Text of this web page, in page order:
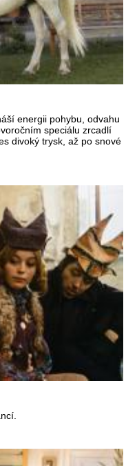
energii pohybu, odvahu
speciálu zrcadlí
divoký trysk, až po snové